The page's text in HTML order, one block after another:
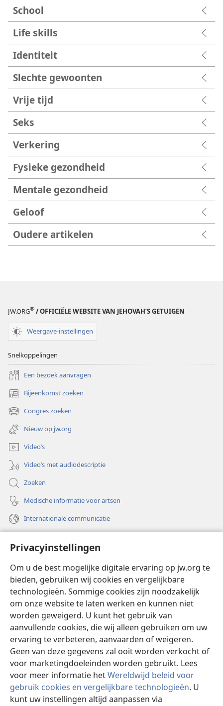
Privacyinstellingen
Om u de best mogelijke digitale ervaring op jw.org te
bieden, gebruiken wij cookies en vergelijkbare
technologieën. Sommige cookies zijn noodzakelijk
om onze website te laten werken en kunnen niet
worden geweigerd. U kunt het gebruik van
aanvullende cookies, die wij alleen gebruiken om uw
ervaring te verbeteren, aanvaarden of weigeren.
Geen van deze gegevens zal ooit worden verkocht of
voor marketingdoeleinden worden gebruikt. Lees
voor meer informatie hetWereldwijd beleid voor
gebruik cookies en vergelijkbare technologieën. U
kunt uw instellingen altijd aanpassen via
School
Life skills
Identiteit
Slechte gewoonten
Vrije tijd
Seks
Verkering
Fysieke gezondheid
Mentale gezondheid
Geloof
Oudere artikelen
JW.ORG® / OFFICIËLE WEBSITE VAN JEHOVAH’S GETUIGEN
Weergave-instellingen
Snelkoppelingen
Een bezoek aanvragen
Bijeenkomst zoeken
(opent
nieuw
venster)
Congres zoeken
(opent
nieuw
venster)
Nieuw op jw.org
Video’s
Video’s met audiodescriptie
Zoeken
Medische informatie voor artsen
Internationale communicatie
(opent
nieuw
venster)Watchtower ONLINE LIBRARY™
(opent
nieuw
venster)JW Hub
(opent
nieuw
venster)
®
Watchtower Library